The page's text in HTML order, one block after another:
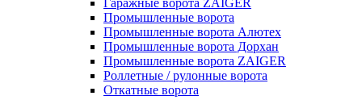
Гаражные ворота ZAIGER
Промышленные ворота
Промышленные ворота Алютех
Промышленные ворота Дорхан
Промышленные ворота ZAIGER
Роллетные / рулонные ворота
Откатные ворота